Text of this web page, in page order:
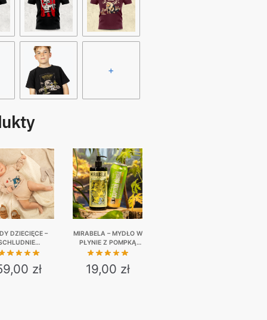
+
DZIECIĘCE –
zł
MIRABELA – MYDŁO W
PŁYNIE Z POMPKĄ
500 ML + MIRABELKA
19,00 zł